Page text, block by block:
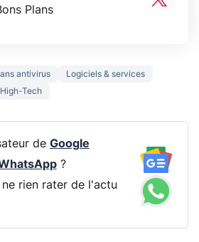
Plans
antivirus
Logiciels & services
Tech
de Google
?
rien rater de l'actu